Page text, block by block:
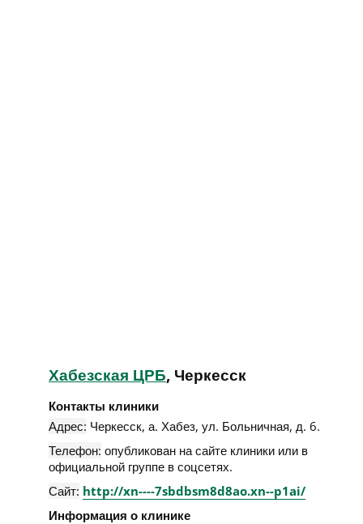
Хабезская ЦРБ, Черкесск
Контакты клиники
Адрес: Черкесск, а. Хабез, ул. Больничная, д. 6.
Телефон: опубликован на сайте клиники или в
официальной группе в соцсетях.
Сайт: http://xn----7sbdbsm8d8ao.xn--p1ai/
Информация о клинике